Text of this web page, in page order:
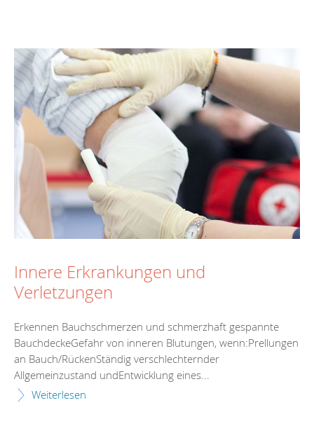
Innere Erkrankungen und
Verletzungen
Erkennen Bauchschmerzen und schmerzhaft gespannte
BauchdeckeGefahr von inneren Blutungen, wenn:Prellungen
an Bauch/RückenStändig verschlechternder
Allgemeinzustand undEntwicklung eines...
Weiterlesen